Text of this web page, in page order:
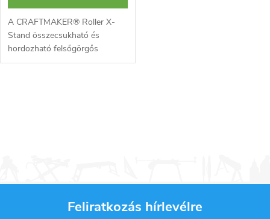
A CRAFTMAKER® Roller X-
Stand összecsukható és
hordozható felsőgörgős
munkabak ideális hosszú
Feliratkozás hírlevélre